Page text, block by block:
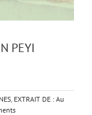
PEYI
EXTRAIT DE : Au